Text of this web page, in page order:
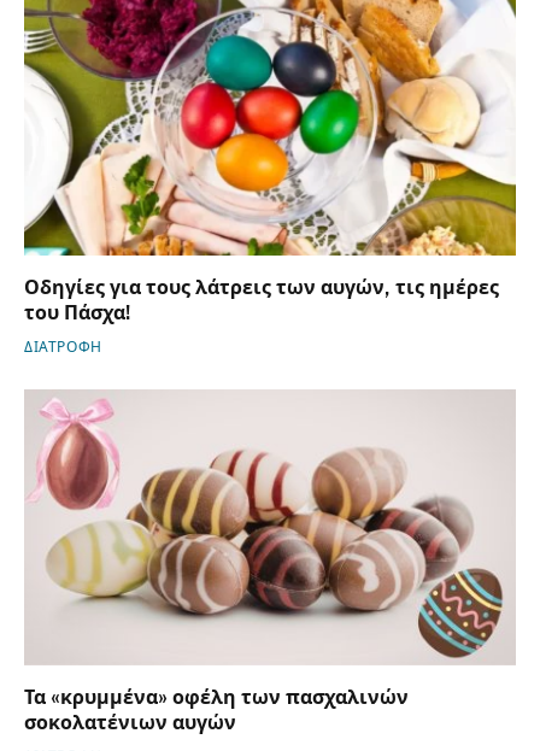
Οδηγίες για τους λάτρεις των αυγών, τις ημέρες
του Πάσχα!
ΔΙΑΤΡΟΦΗ
Τα «κρυμμένα» οφέλη των πασχαλινών
σοκολατένιων αυγών